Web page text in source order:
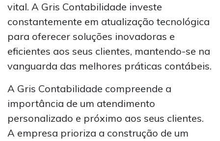
vital. A Gris Contabilidade investe
constantemente em atualização tecnológica
para oferecer soluções inovadoras e
eficientes aos seus clientes, mantendo-se na
vanguarda das melhores práticas contábeis.
A Gris Contabilidade compreende a
importância de um atendimento
personalizado e próximo aos seus clientes.
A empresa prioriza a construção de um